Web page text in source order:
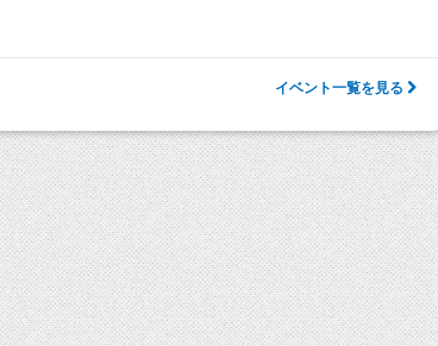
イベント一覧を見る